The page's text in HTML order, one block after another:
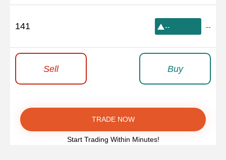
141 -- --
Sell Buy
TRADE NOW
Start Trading Within Minutes!